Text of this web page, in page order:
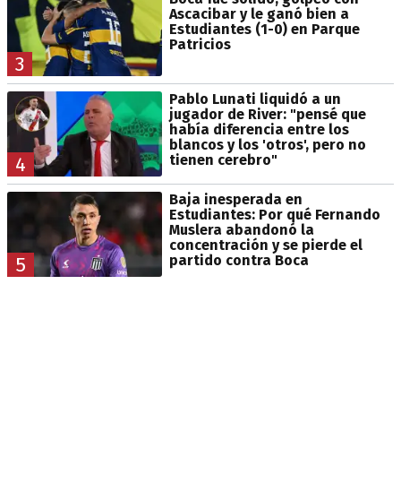
3
Ascacibar y le ganó bien a
Estudiantes (1-0) en Parque
Patricios
4
Pablo Lunati liquidó a un
jugador de River: "pensé que
había diferencia entre los
blancos y los 'otros', pero no
tienen cerebro"
5
Baja inesperada en
Estudiantes: Por qué Fernando
Muslera abandonó la
concentración y se pierde el
partido contra Boca